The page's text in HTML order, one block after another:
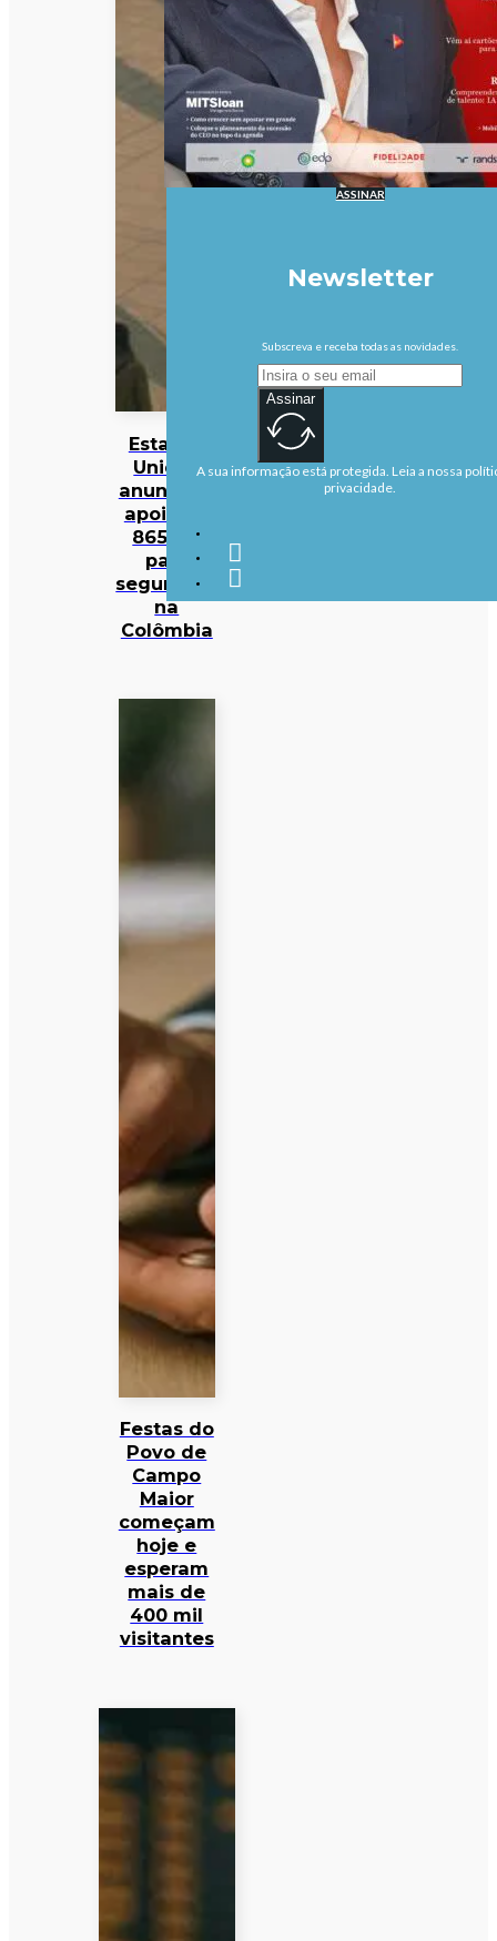
Estados
Unidos
anunciam
apoio de
865 ME
para
segurança
na
Colômbia
Festas do
Povo de
Campo
Maior
começam
hoje e
esperam
mais de
400 mil
visitantes
ASSINAR
Newsletter
Subscreva e receba todas as novidades.
Assinar
A sua informação está protegida. Leia a nossa
privacidade.